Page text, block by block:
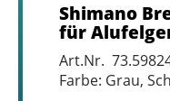
Shimano
für
Art.Nr.
Farbe: Grau,